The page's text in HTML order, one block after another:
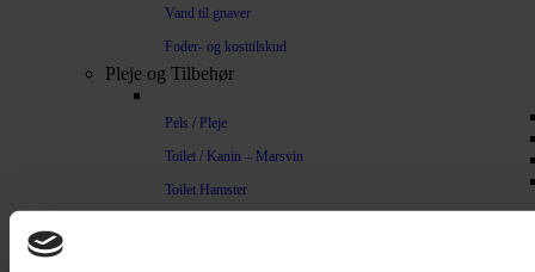
Vand til gnaver
Foder- og kosttilskud
Pleje og Tilbehør
Pels / Pleje
Toilet / Kanin – Marsvin
Toilet Hamster